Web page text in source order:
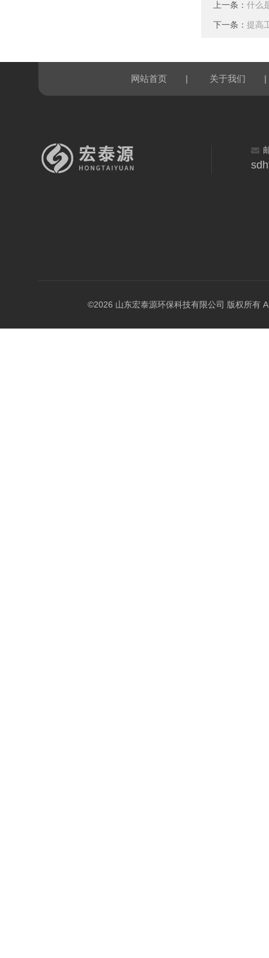
上一条： 什么
下一条： 提高
网站首页 | 关于我们 |
©2026 山东宏泰源环保科技有限公司 版权所有